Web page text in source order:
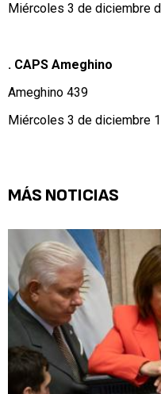
Miércoles 3 de diciembre
. CAPS Ameghino
Ameghino 439
Miércoles 3 de diciembre
MÁS NOTICIAS